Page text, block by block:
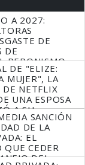
A 2027:
DE
DE
PERONISMO
DE "ELIZE:
MUJER", LA
DE NETFLIX
UNA ESPOSA
A SU
SANCIÓN
DE LA
EL
CEDER
DEL